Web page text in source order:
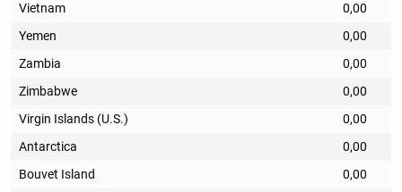
Vietnam
0,00
Yemen
0,00
Zambia
0,00
Zimbabwe
0,00
Virgin Islands (U.S.)
0,00
Antarctica
0,00
Bouvet Island
0,00